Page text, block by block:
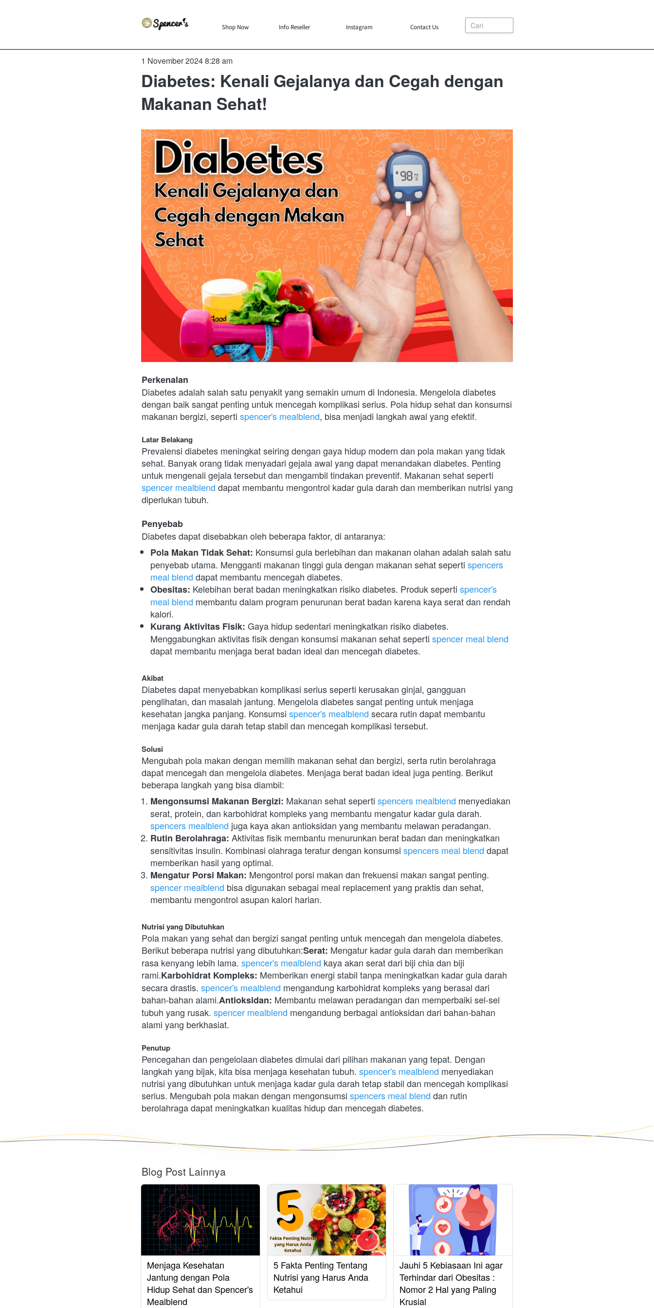
`
Shop Now `
Info Reseller `
Instagram `
Contact Us Cari
1 November 2024 8:28 am
Diabetes: Kenali Gejalanya dan Cegah dengan
Makanan Sehat!
Perkenalan
Diabetes adalah salah satu penyakit yang semakin umum di Indonesia. Mengelola diabetes
dengan baik sangat penting untuk mencegah komplikasi serius. Pola hidup sehat dan konsumsi
makanan bergizi, seperti spencer's mealblend, bisa menjadi langkah awal yang efektif.
Latar Belakang
Prevalensi diabetes meningkat seiring dengan gaya hidup modern dan pola makan yang tidak
sehat. Banyak orang tidak menyadari gejala awal yang dapat menandakan diabetes. Penting
spencer mealblend dapat membantu mengontrol kadar gula darah dan memberikan nutrisi yang
diperlukan tubuh.
Penyebab
Diabetes dapat disebabkan oleh beberapa faktor, di antaranya:
Pola Makan Tidak Sehat: Konsumsi gula berlebihan dan makanan olahan adalah salah satu
penyebab utama. Mengganti makanan tinggi gula dengan makanan sehat seperti spencers
meal blend dapat membantu mencegah diabetes.
Obesitas: Kelebihan berat badan meningkatkan risiko diabetes. Produk seperti spencer's
meal blend membantu dalam program penurunan berat badan karena kaya serat dan rendah
kalori.
Kurang Aktivitas Fisik: Gaya hidup sedentari meningkatkan risiko diabetes.
Menggabungkan aktivitas fisik dengan konsumsi makanan sehat seperti spencer meal blend
dapat membantu menjaga berat badan ideal dan mencegah diabetes.
Akibat
Diabetes dapat menyebabkan komplikasi serius seperti kerusakan ginjal, gangguan
penglihatan, dan masalah jantung. Mengelola diabetes sangat penting untuk menjaga
kesehatan jangka panjang. Konsumsi spencer's mealblend secara rutin dapat membantu
menjaga kadar gula darah tetap stabil dan mencegah komplikasi tersebut.
Solusi
Mengubah pola makan dengan memilih makanan sehat dan bergizi, serta rutin berolahraga
dapat mencegah dan mengelola diabetes. Menjaga berat badan ideal juga penting. Berikut
beberapa langkah yang bisa diambil:
Mengonsumsi Makanan Bergizi: Makanan sehat seperti spencers mealblend menyediakan
spencers mealblend juga kaya akan antioksidan yang membantu melawan peradangan.
Rutin Berolahraga: Aktivitas fisik membantu menurunkan berat badan dan meningkatkan
sensitivitas insulin. Kombinasi olahraga teratur dengan konsumsi spencers meal blend dapat
memberikan hasil yang optimal.
Mengatur Porsi Makan:
spencer mealblend bisa digunakan sebagai meal replacement yang praktis dan sehat,
membantu mengontrol asupan kalori harian.
Nutrisi yang Dibutuhkan
Pola makan yang sehat dan bergizi sangat penting untuk mencegah dan mengelola diabetes.
Berikut beberapa nutrisi yang dibutuhkan:Serat: Mengatur kadar gula darah dan memberikan
rasa kenyang lebih lama. spencer's mealblend kaya akan serat dari biji chia dan biji
rami.Karbohidrat Kompleks: Memberikan energi stabil tanpa meningkatkan kadar gula darah
secara drastis. spencer's mealblend mengandung karbohidrat kompleks yang berasal dari
bahan-bahan alami.Antioksidan: Membantu melawan peradangan dan memperbaiki sel-sel
tubuh yang rusak. spencer mealblend mengandung berbagai antioksidan dari bahan-bahan
alami yang berkhasiat.
Penutup
Pencegahan dan pengelolaan diabetes dimulai dari pilihan makanan yang tepat. Dengan
langkah yang bijak, kita bisa menjaga kesehatan tubuh. spencer's mealblend menyediakan
nutrisi yang dibutuhkan untuk menjaga kadar gula darah tetap stabil dan mencegah komplikasi
serius. Mengubah pola makan dengan mengonsumsi spencers meal blend dan rutin
berolahraga dapat meningkatkan kualitas hidup dan mencegah diabetes.
Blog Post Lainnya
Menjaga Kesehatan
Jantung dengan Pola
Hidup Sehat dan Spencer's
Mealblend
5 Fakta Penting Tentang
Nutrisi yang Harus Anda
Ketahui
Jauhi 5 Kebiasaan Ini agar
Terhindar dari Obesitas :
Nomor 2 Hal yang Paling
Krusial